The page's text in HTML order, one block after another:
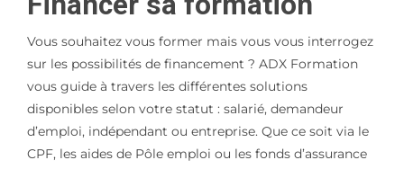
Vous souhaitez vous former mais vous vous interrogez
sur les possibilités de financement ? ADX Formation
vous guide à travers les différentes solutions
disponibles selon votre statut : salarié, demandeur
d’emploi, indépendant ou entreprise. Que ce soit via le
CPF, les aides de Pôle emploi ou les fonds d’assurance